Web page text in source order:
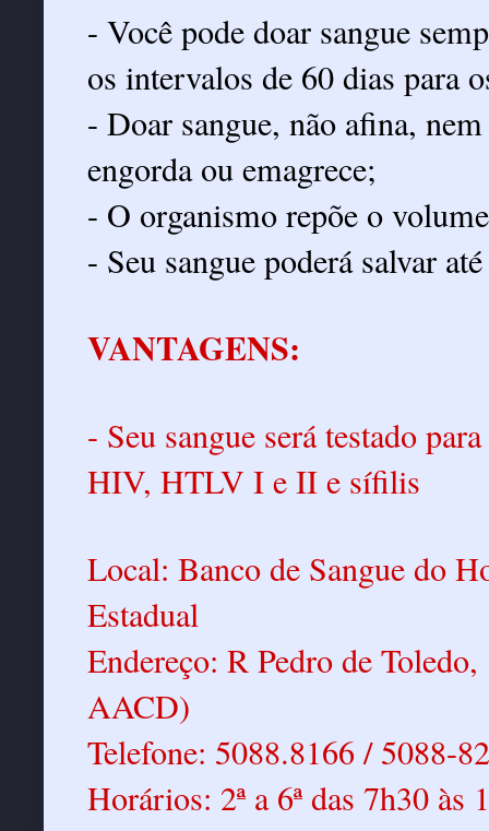
- Você pode doar sangue
os intervalos de 60 dias para
- Doar sangue, não afina,
engorda ou emagrece;
- O organismo repõe o
- Seu sangue poderá salvar
VANTAGENS:
- Seu sangue será testado
HIV, HTLV I e II e sífilis
Local: Banco de Sangue do
Estadual
Endereço: R Pedro de
AACD)
Telefone: 5088.8166 / 5088-
Horários: 2ª a 6ª das 7h30 às